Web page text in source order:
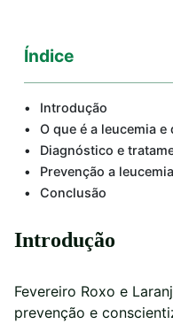
Índice
Introdução
O que é a leucemia
Diagnóstico e
Prevenção a leucemia
Conclusão
Introdução
Fevereiro Roxo e
prevenção e